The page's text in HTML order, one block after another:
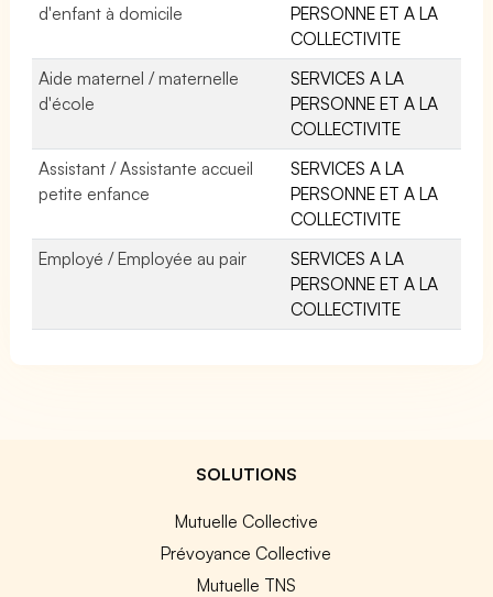
d'enfant à domicile
PERSONNE ET A LA
COLLECTIVITE
Aide maternel / maternelle
d'école
SERVICES A LA
PERSONNE ET A LA
COLLECTIVITE
Assistant / Assistante accueil
petite enfance
SERVICES A LA
PERSONNE ET A LA
COLLECTIVITE
Employé / Employée au pair
SERVICES A LA
PERSONNE ET A LA
COLLECTIVITE
SOLUTIONS
Mutuelle Collective
Prévoyance Collective
Mutuelle TNS